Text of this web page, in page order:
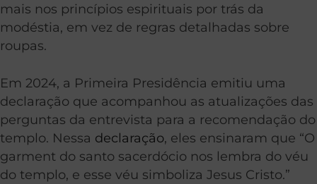
mais nos princípios espirituais por trás da
modéstia, em vez de regras detalhadas sobre
roupas.
Em 2024, a Primeira Presidência emitiu uma
declaração que acompanhou as atualizações das
perguntas da entrevista para a recomendação do
templo. Nessa declaração, eles ensinaram que “O
garment do santo sacerdócio nos lembra do véu
do templo, e esse véu simboliza Jesus Cristo.”